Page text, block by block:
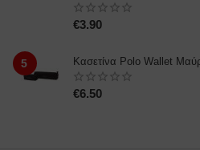
€3.90
5 Κασετίνα Polo Wallet
€6.50